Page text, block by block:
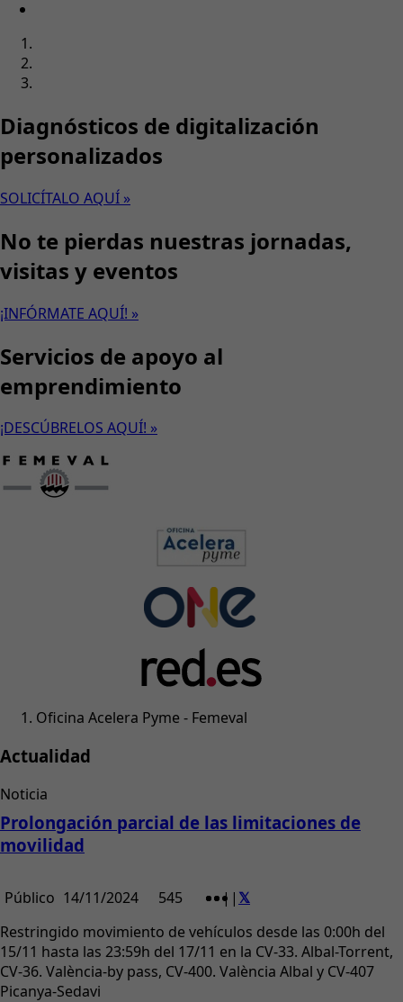
Diagnósticos de digitalización
personalizados
SOLICÍTALO AQUÍ »
No te pierdas nuestras jornadas,
visitas y eventos
¡INFÓRMATE AQUÍ! »
Servicios de apoyo al
emprendimiento
¡DESCÚBRELOS AQUÍ! »
Oficina Acelera Pyme - Femeval
Actualidad
Noticia
Prolongación parcial de las limitaciones de
movilidad
Público 14/11/2024 545 | |
Restringido movimiento de vehículos desde las 0:00h del
15/11 hasta las 23:59h del 17/11 en la CV-33. Albal-Torrent,
CV-36. València-by pass, CV-400. València Albal y CV-407
Picanya-Sedavi